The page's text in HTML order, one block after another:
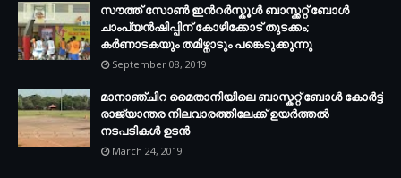
സൗത്ത് സോണ്‍ ഇന്‍റര്‍സ്കൂള്‍ ബാസ്ക്കറ്റ് ബോൾ
ചാംപ്യന്‍ഷിപ്പിന് കോഴിക്കോട് തുടക്കം;
കർണാടകയും തമിഴ്നാടും പങ്കെടുക്കുന്നു
September 08, 2019
മാനാഞ്ചിറ മൈതാനിയിലെ ബാസ്കറ്റ് ബോള്‍ കോര്‍ട്ട്
രാജ്യാന്തര നിലവാരത്തിലേക്ക് ഉയര്‍ത്തൽ
നടപടികള്‍ ഉടന്‍
March 24, 2019